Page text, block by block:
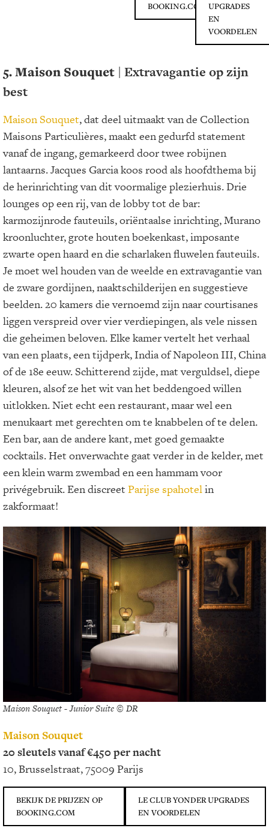
BOOKING.COM
UPGRADES
EN
VOORDELEN
5. Maison Souquet | Extravagantie op zijn
best
Maison Souquet, dat deel uitmaakt van de Collection
Maisons Particulières, maakt een gedurfd statement
vanaf de ingang, gemarkeerd door twee robijnen
lantaarns. Jacques Garcia koos rood als hoofdthema bij
de herinrichting van dit voormalige plezierhuis. Drie
lounges op een rij, van de lobby tot de bar:
karmozijnrode fauteuils, oriëntaalse inrichting, Murano
kroonluchter, grote houten boekenkast, imposante
zwarte open haard en die scharlaken fluwelen fauteuils.
Je moet wel houden van de weelde en extravagantie van
de zware gordijnen, naaktschilderijen en suggestieve
beelden. 20 kamers die vernoemd zijn naar courtisanes
liggen verspreid over vier verdiepingen, als vele nissen
die geheimen beloven. Elke kamer vertelt het verhaal
van een plaats, een tijdperk, India of Napoleon III, China
of de 18e eeuw. Schitterend zijde, mat verguldsel, diepe
kleuren, alsof ze het wit van het beddengoed willen
uitlokken. Niet echt een restaurant, maar wel een
menukaart met gerechten om te knabbelen of te delen.
Een bar, aan de andere kant, met goed gemaakte
cocktails. Het onverwachte gaat verder in de kelder, met
een klein warm zwembad en een hammam voor
privégebruik. Een discreet Parijse spahotelin
zakformaat!
Maison Souquet - Junior Suite © DR
Maison Souquet
20 sleutels vanaf €450 per nacht
10, Brusselstraat, 75009 Parijs
BEKIJK DE PRIJZEN OP
BOOKING.COM
LE CLUB YONDER UPGRADES
EN VOORDELEN